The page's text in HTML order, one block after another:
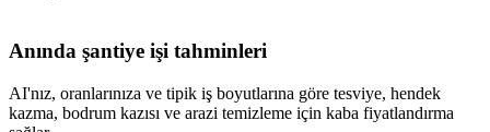
Anında şantiye işi tahminleri
AI'nız, oranlarınıza ve tipik iş boyutlarına göre tesviye, hendek
kazma, bodrum kazısı ve arazi temizleme için kaba fiyatlandırma